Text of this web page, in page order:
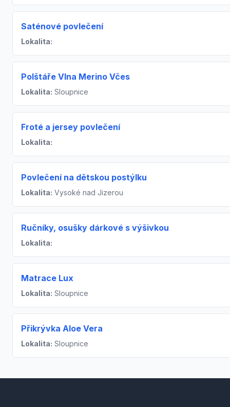
Saténové povlečení
Lokalita:
Polštáře Vlna Merino Včes
Lokalita: Sloupnice
Froté a jersey povlečení
Lokalita:
Povlečení na dětskou postýlku
Lokalita: Vysoké nad Jizerou
Ručníky, osušky dárkové s výšivkou
Lokalita:
Matrace Lux
Lokalita: Sloupnice
Přikrývka Aloe Vera
Lokalita: Sloupnice